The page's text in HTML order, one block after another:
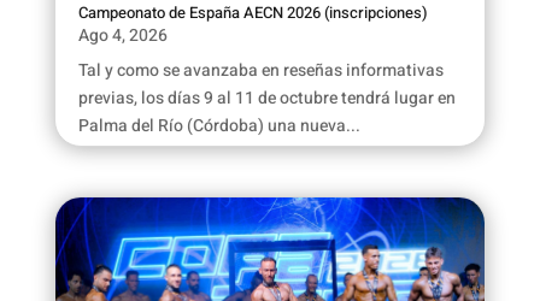
Campeonato de España AECN 2026 (inscripciones)
Ago 4, 2026
Tal y como se avanzaba en reseñas informativas
previas, los días 9 al 11 de octubre tendrá lugar en
Palma del Río (Córdoba) una nueva...